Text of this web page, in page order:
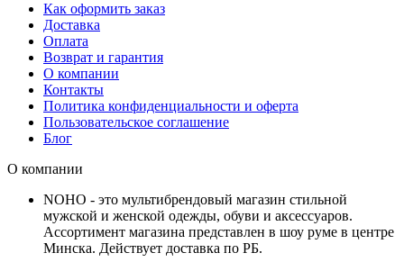
Как оформить заказ
Доставка
Оплата
Возврат и гарантия
О компании
Контакты
Политика конфиденциальности и оферта
Пользовательское соглашение
Блог
О компании
NOHO - это мультибрендовый магазин стильной
мужской и женской одежды, обуви и аксессуаров.
Ассортимент магазина представлен в шоу руме в центре
Минска. Действует доставка по РБ.